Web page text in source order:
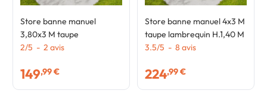
Store banne manuel
3,80x3 M taupe
2/5 - 2 avis
149,99 €
Store banne manuel 4x3 M
taupe lambrequin H.1,40 M
3.5/5 - 8 avis
224,99 €